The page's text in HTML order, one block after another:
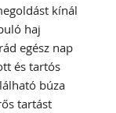
kínál
haj
egész nap
és tartós
búza
tartást